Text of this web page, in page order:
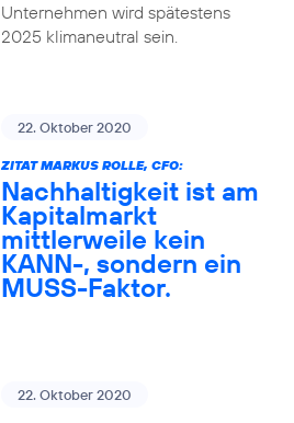
Unternehmen wird spätestens
2025 klimaneutral sein.
22. Oktober 2020
ZITAT MARKUS ROLLE, CFO:
Nachhaltigkeit ist am
Kapitalmarkt
mittlerweile kein
KANN-, sondern ein
MUSS-Faktor.
22. Oktober 2020